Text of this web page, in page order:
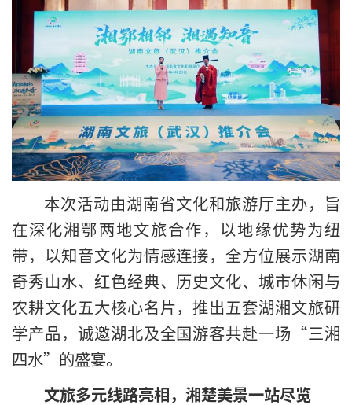
本次活动由湖南省文化和旅游厅主办，旨
在深化湘鄂两地文旅合作，以地缘优势为纽
带，以知音文化为情感连接，全方位展示湖南
奇秀山水、红色经典、历史文化、城市休闲与
农耕文化五大核心名片，推出五套湖湘文旅研
学产品，诚邀湖北及全国游客共赴一场“三湘
四水”的盛宴。
文旅多元线路亮相，湘楚美景一站尽览